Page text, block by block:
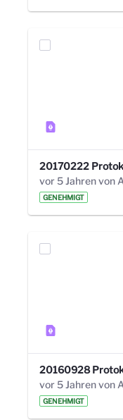
GENEHMIGT
GENEHMIGT